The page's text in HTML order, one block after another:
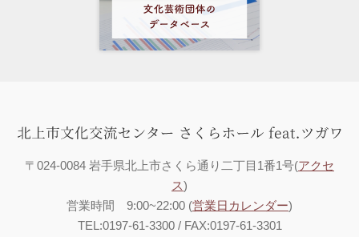
〒024-0084 岩手県北上市さくら通り二丁目1番1号(アクセ
ス)
営業時間 9:00~22:00 (営業日カレンダー)
TEL:0197-61-3300 / FAX:0197-61-3301